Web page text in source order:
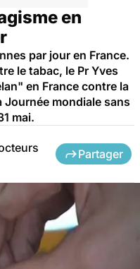
en
par jour en France.
le tabac, le Pr Yves
en France contre la
mondiale sans
mai.
Partager